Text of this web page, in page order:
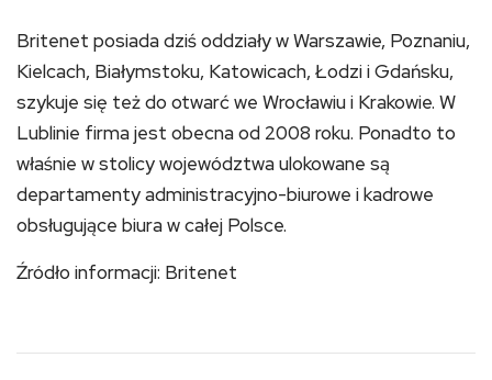
Britenet posiada dziś oddziały w Warszawie, Poznaniu,
Kielcach, Białymstoku, Katowicach, Łodzi i Gdańsku,
szykuje się też do otwarć we Wrocławiu i Krakowie. W
Lublinie firma jest obecna od 2008 roku. Ponadto to
właśnie w stolicy województwa ulokowane są
departamenty administracyjno-biurowe i kadrowe
obsługujące biura w całej Polsce.
Źródło informacji: Britenet